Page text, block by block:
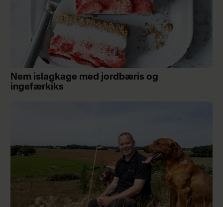
Nem islagkage med jordbæris og
ingefærkiks